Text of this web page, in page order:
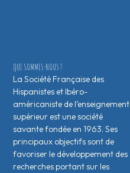
QUI SOMMES-NOUS ?
La Société Française des
Hispanistes et Ibéro-
américaniste de l’enseignement
supérieur est une société
savante fondée en 1963. Ses
principaux objectifs sont de
favoriser le développement des
recherches portant sur les